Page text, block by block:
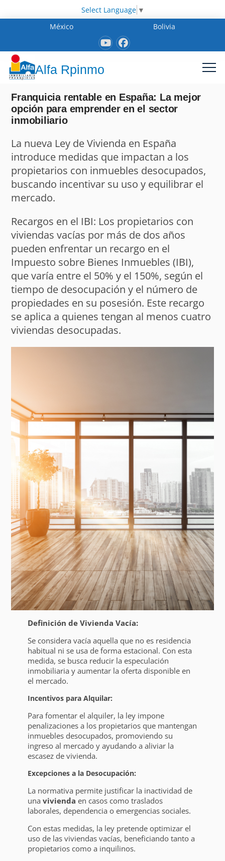
Select Language ▼
México
Bolivia
Alfa Rpinmo
Franquicia rentable en España: La mejor
opción para emprender en el sector
inmobiliario
La nueva Ley de Vivienda en España
introduce medidas que impactan a los
propietarios con inmuebles desocupados,
buscando incentivar su uso y equilibrar el
mercado.
Recargos en el IBI: Los propietarios con
viviendas vacías por más de dos años
pueden enfrentar un recargo en el
Impuesto sobre Bienes Inmuebles (IBI),
que varía entre el 50% y el 150%, según el
tiempo de desocupación y el número de
propiedades en su posesión. Este recargo
se aplica a quienes tengan al menos cuatro
viviendas desocupadas.
Definición de Vivienda Vacía:
Se considera vacía aquella que no es residencia
habitual ni se usa de forma estacional. Con esta
medida, se busca reducir la especulación
inmobiliaria y aumentar la oferta disponible en
el mercado.
Incentivos para Alquilar:
Para fomentar el alquiler, la ley impone
penalizaciones a los propietarios que mantengan
inmuebles desocupados, promoviendo su
ingreso al mercado y ayudando a aliviar la
escasez de vivienda.
Excepciones a la Desocupación:
La normativa permite justificar la inactividad de
una vivienda en casos como traslados
laborales, dependencia o emergencias sociales.
Con estas medidas, la ley pretende optimizar el
uso de las viviendas vacías, beneficiando tanto a
propietarios como a inquilinos.